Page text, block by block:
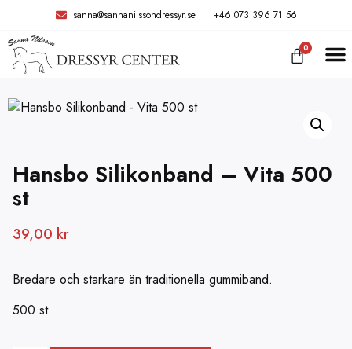
sanna@sannanilssondressyr.se +46 073 396 71 56
0
Hansbo Silikonband – Vita 500
st
39,00 kr
Bredare och starkare än traditionella gummiband.
500 st.